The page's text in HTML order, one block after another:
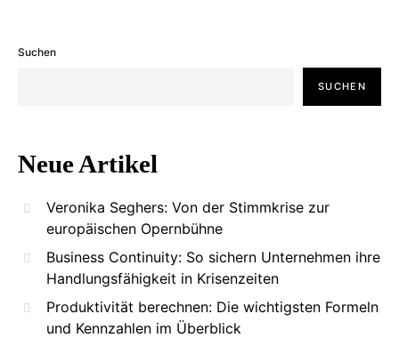
Suchen
SUCHEN
Neue Artikel
Veronika Seghers: Von der Stimmkrise zur
europäischen Opernbühne
Business Continuity: So sichern Unternehmen ihre
Handlungsfähigkeit in Krisenzeiten
Produktivität berechnen: Die wichtigsten Formeln
und Kennzahlen im Überblick